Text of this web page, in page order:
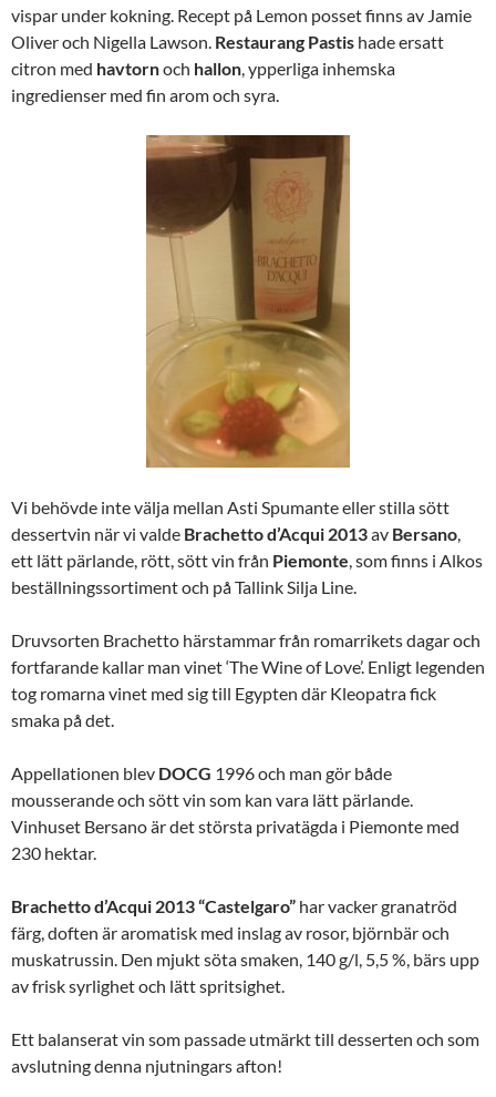
vispar under kokning. Recept på Lemon posset finns av Jamie
Oliver och Nigella Lawson. Restaurang Pastis hade ersatt
citron med havtornoch hallon, ypperliga inhemska
ingredienser med fin arom och syra.
Vi behövde inte välja mellan Asti Spumante eller stilla sött
dessertvin när vi valde Brachetto d’Acqui 2013av Bersano,
ett lätt pärlande, rött, sött vin från Piemonte, som finns i Alkos
beställningssortiment och på Tallink Silja Line.
Druvsorten Brachetto härstammar från romarrikets dagar och
fortfarande kallar man vinet ‘The Wine of Love’. Enligt legenden
tog romarna vinet med sig till Egypten där Kleopatra fick
smaka på det.
Appellationen blev DOCG 1996 och man gör både
mousserande och sött vin som kan vara lätt pärlande.
Vinhuset Bersano är det största privatägda i Piemonte med
230 hektar.
Brachetto d’Acqui 2013 “Castelgaro” har vacker granatröd
färg, doften är aromatisk med inslag av rosor, björnbär och
muskatrussin. Den mjukt söta smaken, 140 g/l, 5,5 %, bärs upp
av frisk syrlighet och lätt spritsighet.
Ett balanserat vin som passade utmärkt till desserten och som
avslutning denna njutningars afton!